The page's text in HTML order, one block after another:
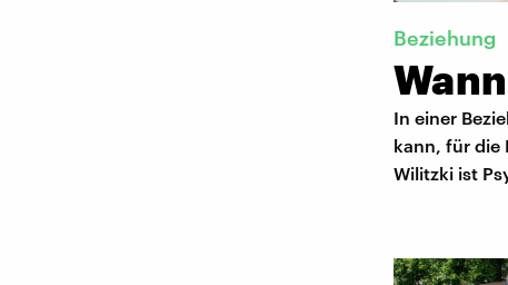
Beziehung
In einer
kann, für die
Wilitzki ist